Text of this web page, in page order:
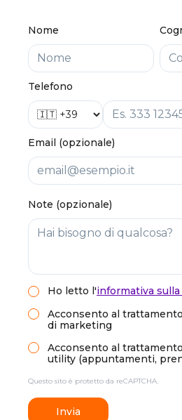
Nome
Telefono
Email (opzionale)
Note (opzionale)
Ho letto l'informativa
Acconsento al
di marketing
Acconsento al
utility (appuntamenti,
Questo sito è protetto da reCAPTCHA.
Invia